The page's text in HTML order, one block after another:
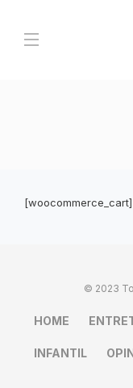
[woocommerce_cart]
© 2023
HOME
INFANTIL